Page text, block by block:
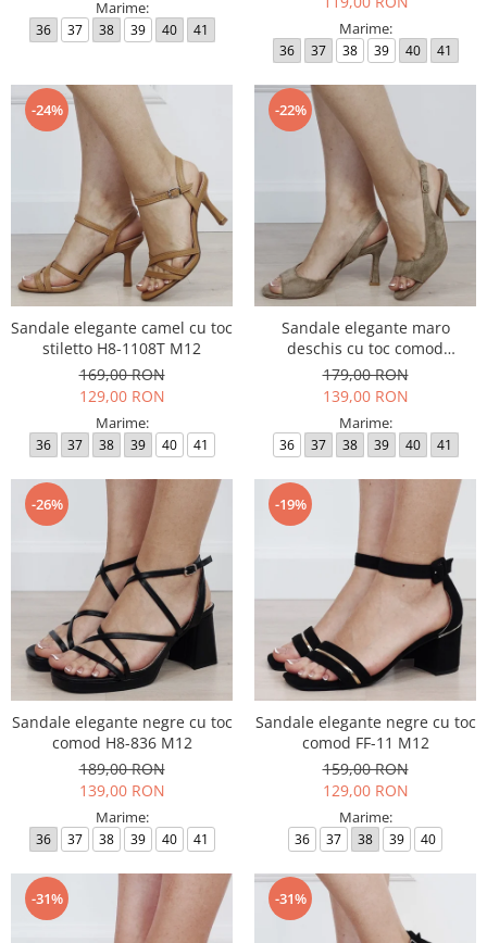
Marime:
36 37 38 39 40 41 Marime:
36 37 38 39 40 41
-24%
Sandale elegante camel cu toc
stiletto H8-1108T M12
169,00 RON
129,00 RON
Marime:
36 37 38 39 40 41
-22%
Sandale elegante maro
deschis cu toc comod
BYJ8618-2 M11
179,00 RON
139,00 RON
Marime:
36 37 38 39 40 41
-26%
Sandale elegante negre cu toc
comod H8-836 M12
189,00 RON
139,00 RON
Marime:
36 37 38 39 40 41
-19%
Sandale elegante negre cu toc
comod FF-11 M12
159,00 RON
129,00 RON
Marime:
36 37 38 39 40
-31% -31%